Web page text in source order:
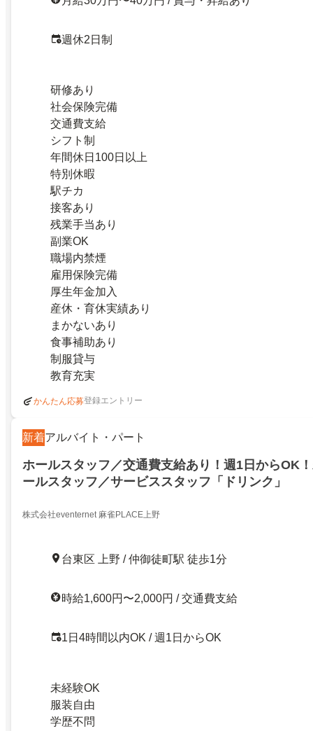
週休2日制
研修あり
社会保険完備
交通費支給
シフト制
年間休日100日以上
特別休暇
駅チカ
接客あり
残業手当あり
副業OK
職場内禁煙
雇用保険完備
厚生年金加入
産休・育休実績あり
まかないあり
食事補助あり
制服貸与
教育充実
かんたん応募登録エントリー
新着アルバイト・パート
ホールスタッフ／交通費支給あり！週1日からOK
ールスタッフ／サービススタッフ「ドリンク」
株式会社eventernet 麻雀PLACE上野
台東区 上野 / 仲御徒町駅 徒歩1分
時給1,600円〜2,000円 / 交通費支給
1日4時間以内OK / 週1日からOK
未経験OK
服装自由
学歴不問